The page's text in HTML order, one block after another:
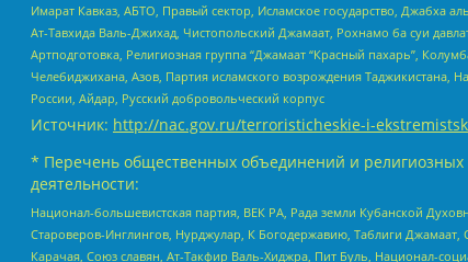
Имарат Кавказ, АБТО, Правый сектор, Исламское государство,
Ат-Тавхида Валь-Джихад, Чистопольский Джамаат, Рохнамо ба суи
Артподготовка, Религиозная группа “Джамаат “Красный пахарь”,
Челебиджихана, Азов, Партия исламского возрождения
России, Айдар, Русский добровольческий корпус
Источник: http://nac.gov.ru/terroristicheskie-i-
* Перечень общественных объединений и
деятельности:
Национал-большевистская партия, ВЕК РА, Рада земли Кубанской
Староверов-Инглингов, Нурджулар, К Богодержавию, Таблиги
Карачая, Союз славян, Ат-Такфир Валь-Хиджра, Пит Буль, Национал-